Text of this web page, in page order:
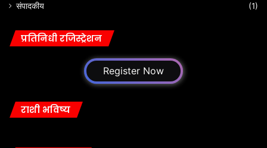
संपादकीय
(1)
प्रतिनिधी रजिस्ट्रेशन
Register Now
राशी भविष्य